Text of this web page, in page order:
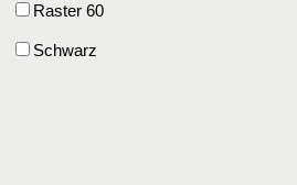
Raster 60
Schwarz